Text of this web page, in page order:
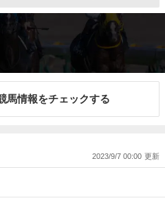
馬情報をチェックする
2023/9/7 00:00